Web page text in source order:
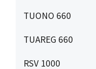
TUONO 660
TUAREG 660
RSV 1000